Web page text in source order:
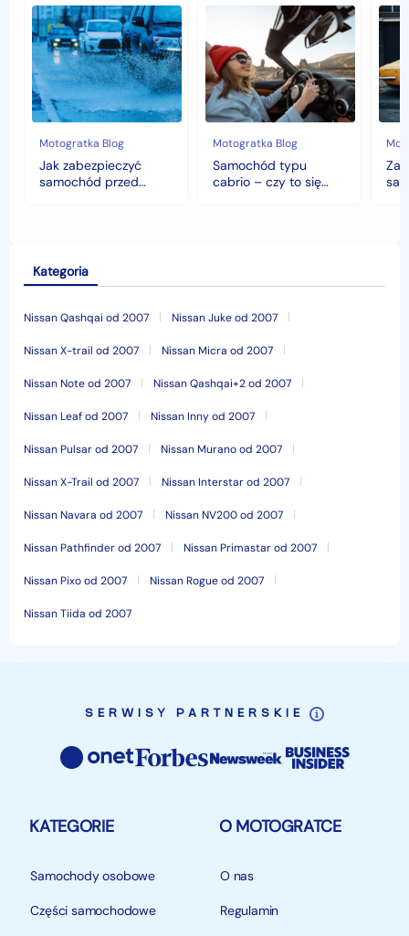
Jak
zabezpieczyć
samochód
przed
jesiennymi
chłodami
i
deszczem?
Motogratka Blog
Jak zabezpieczyć
samochód przed
Samochód
cabrio
–
czy
to
się
opłaca
w
polskim
klimacie?
Motogratka Blog
Samochód typu
cabrio – czy to się
czyli
Kategoria
Nissan Qashqai od 2007 Nissan Juke od 2007
Nissan X-trail od 2007 Nissan Micra od 2007
Nissan Note od 2007 Nissan Qashqai+2 od 2007
Nissan Leaf od 2007 Nissan Inny od 2007
Nissan Pulsar od 2007 Nissan Murano od 2007
Nissan X-Trail od 2007 Nissan Interstar od 2007
Nissan Navara od 2007 Nissan NV200 od 2007
Nissan Pathfinder od 2007 Nissan Primastar od 2007
Nissan Pixo od 2007 Nissan Rogue od 2007
Nissan Tiida od 2007
SERWISY PARTNERSKIE
KATEGORIE
Samochody osobowe
Części samochodowe
O MOTOGRATCE
O nas
Regulamin